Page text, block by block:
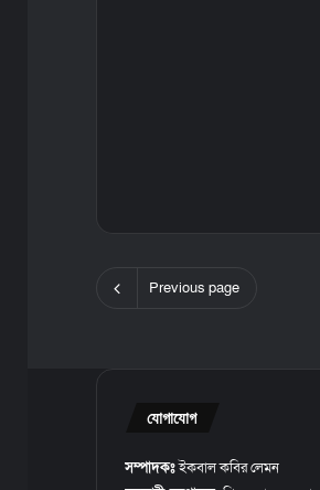
Previous page
যোগাযোগ
সম্পাদকঃইকবাল কবির লেমন